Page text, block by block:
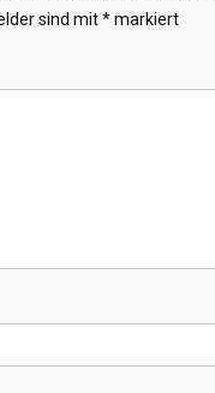
sind mit*markiert